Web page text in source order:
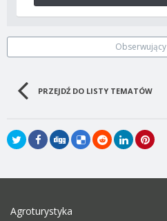
Obserwujący
PRZEJDŹ DO LISTY TEMATÓW
Agroturystyka